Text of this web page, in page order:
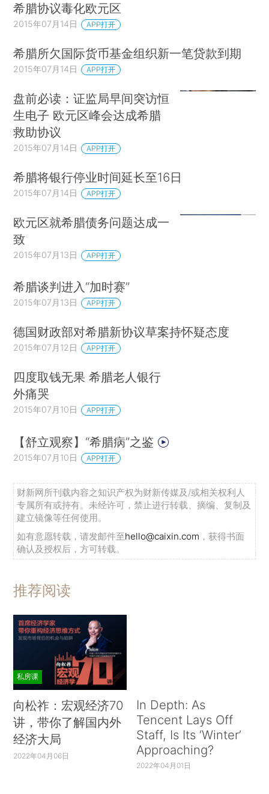
希腊协议毒化欧元区
2015年07月14日 APP打开
希腊所欠国际货币基金组织新一笔贷款到期
2015年07月14日 APP打开
盘前必读：证监局早间突访恒
生电子 欧元区峰会达成希腊
救助协议
2015年07月14日 APP打开
希腊将银行停业时间延长至16日
2015年07月14日 APP打开
欧元区就希腊债务问题达成一
致
2015年07月13日 APP打开
希腊谈判进入“加时赛”
2015年07月13日 APP打开
德国财政部对希腊新协议草案持怀疑态度
2015年07月12日 APP打开
四度取钱无果 希腊老人银行
外痛哭
2015年07月10日 APP打开
【舒立观察】“希腊病”之鉴
2015年07月10日 APP打开
财新网所刊载内容之知识产权为财新传媒及/或相关权利人
专属所有或持有。未经许可，禁止进行转载、摘编、复制及
建立镜像等任何使用。
如有意愿转载，请发邮件至hello@caixin.com ，获得书面
确认及授权后，方可转载。
推荐阅读
私房课
向松祚：宏观经济70
讲，带你了解国内外
经济大局
2022年04月06日
In Depth: As
Tencent Lays Off
Staff, Is Its ‘Winter’
Approaching?
2022年04月01日